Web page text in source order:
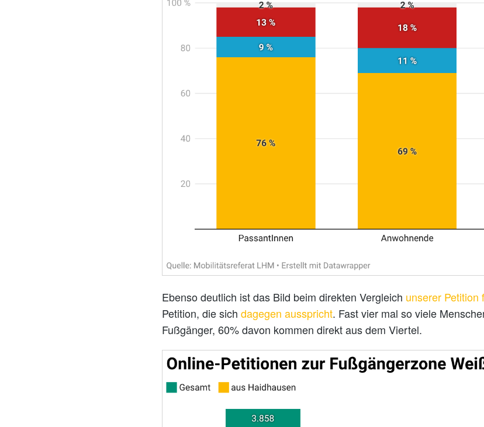
Ebenso deutlich ist das Bild beim direkten Vergleich unserer Petition
Petition, die sich dagegen ausspricht. Fast vier mal so viele
Fußgänger, 60% davon kommen direkt aus dem Viertel.